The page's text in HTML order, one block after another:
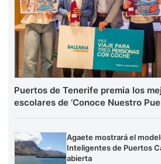
Puertos de Tenerife premia los
escolares de ‘Conoce Nuestro
Agaete mostrará el
Inteligentes de Puertos
abierta